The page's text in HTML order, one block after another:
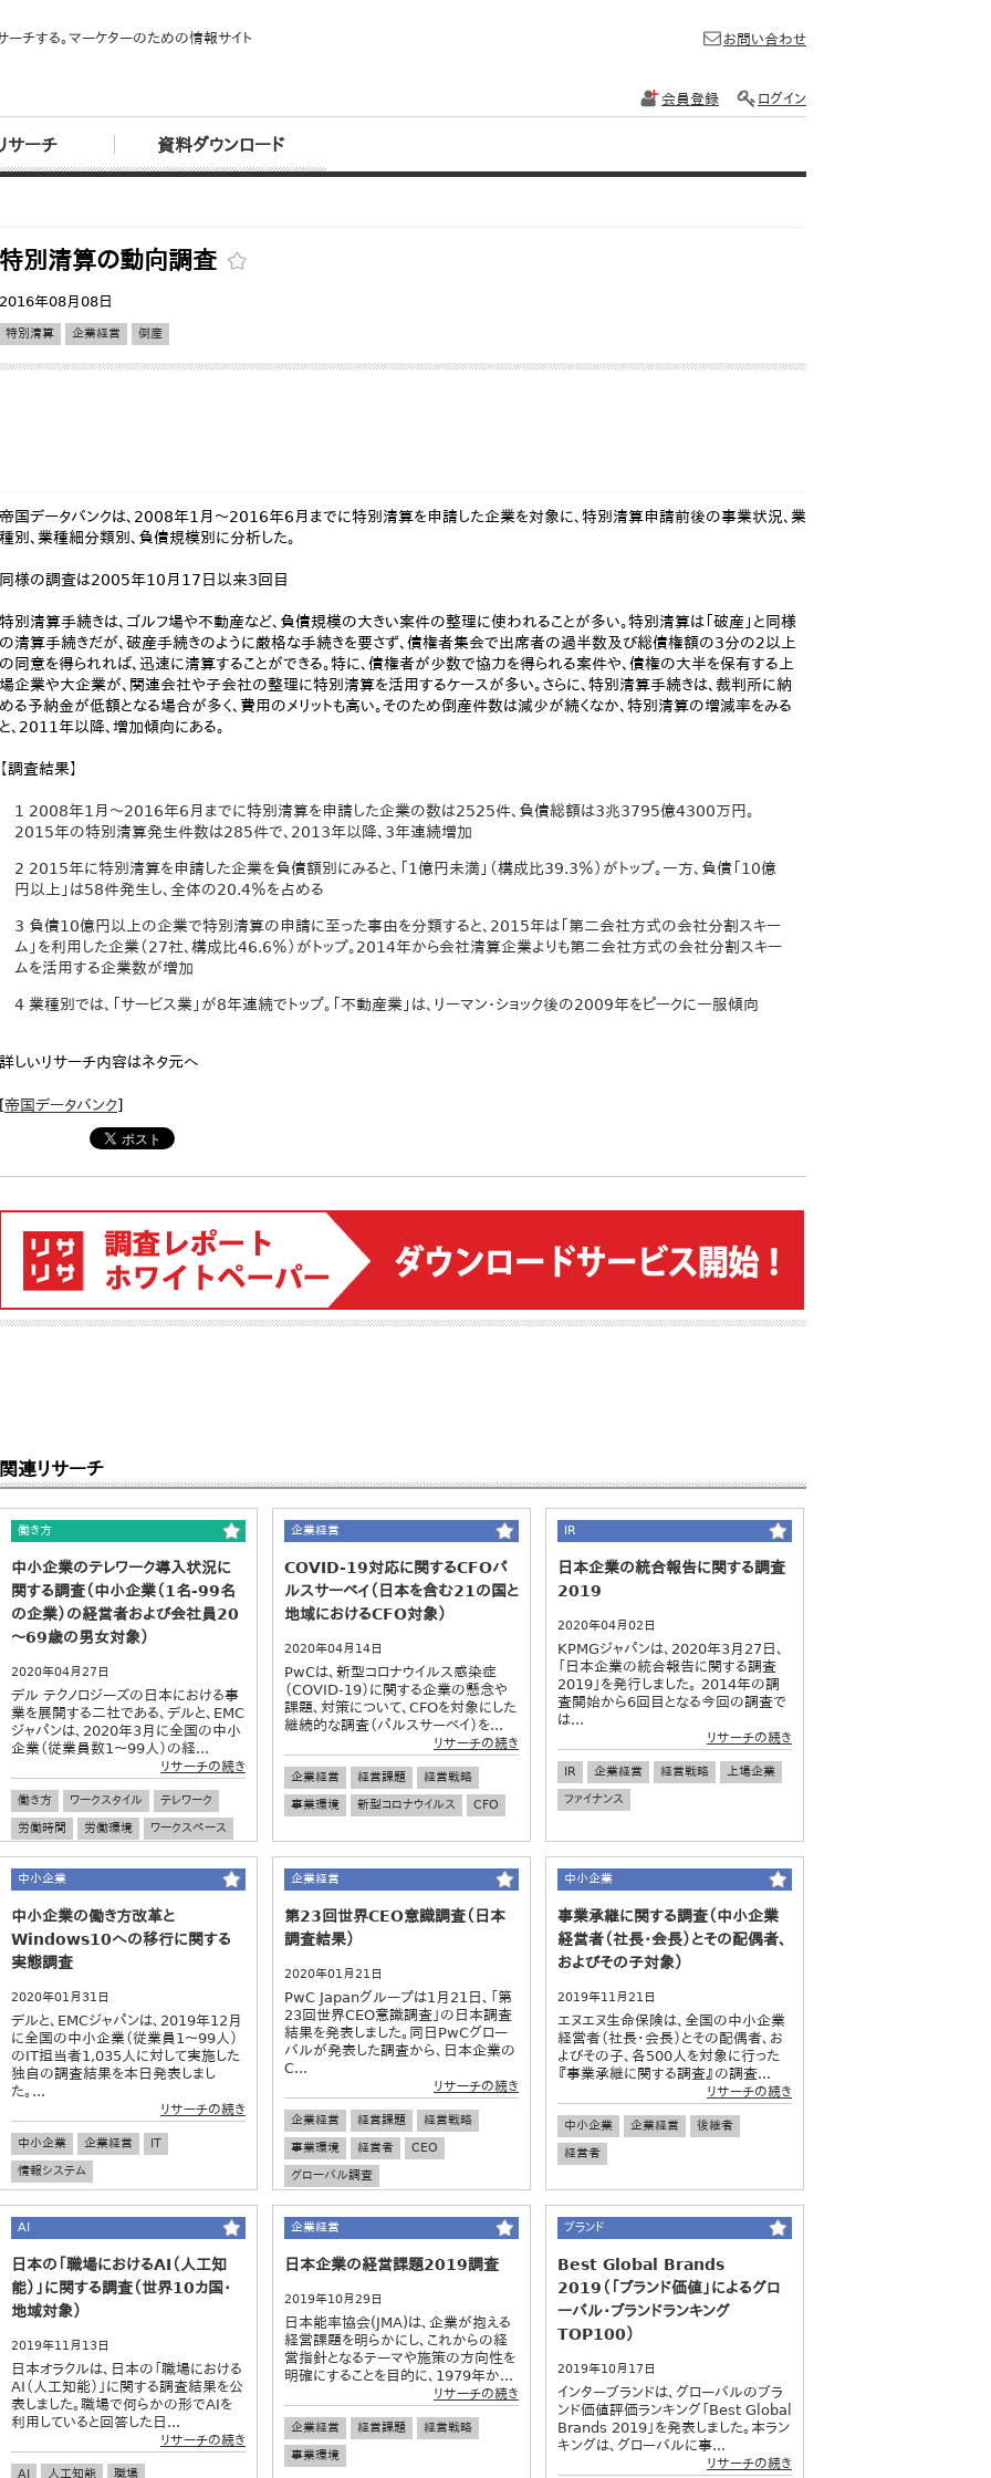
ーチする。マーケターのための情報サイト
サーチ 資料ダウンロード
お問い合わせ
会員登録 ログイン
特別清算の動向調査
2016年08月08日
特別清算 企業経営 倒産
帝国データバンクは、2008年1月～2016年6月までに特別清算を申請した企業を対象に、特別清算申請前後の事業状況、業
種別、業種細分類別、負債規模別に分析した。
同様の調査は2005年10月17日以来3回目
特別清算手続きは、ゴルフ場や不動産など、負債規模の大きい案件の整理に使われることが多い。特別清算は「破産」と同様
の清算手続きだが、破産手続きのように厳格な手続きを要さず、債権者集会で出席者の過半数及び総債権額の3分の2以上
の同意を得られれば、迅速に清算することができる。特に、債権者が少数で協力を得られる案件や、債権の大半を保有する上
場企業や大企業が、関連会社や子会社の整理に特別清算を活用するケースが多い。さらに、特別清算手続きは、裁判所に納
める予納金が低額となる場合が多く、費用のメリットも高い。そのため倒産件数は減少が続くなか、特別清算の増減率をみる
と、2011年以降、増加傾向にある。
【調査結果】
1 2008年1月～2016年6月までに特別清算を申請した企業の数は2525件、負債総額は3兆3795億4300万円。
2015年の特別清算発生件数は285件で、2013年以降、3年連続増加
2 2015年に特別清算を申請した企業を負債額別にみると、「1億円未満」（構成比39.3％）がトップ。一方、負債「10億
円以上」は58件発生し、全体の20.4％を占める
3 負債10億円以上の企業で特別清算の申請に至った事由を分類すると、2015年は「第二会社方式の会社分割スキー
ム」を利用した企業（27社、構成比46.6％）がトップ。2014年から会社清算企業よりも第二会社方式の会社分割スキー
ムを活用する企業数が増加
4 業種別では、「サービス業」が8年連続でトップ。「不動産業」は、リーマン・ショック後の2009年をピークに一服傾向
詳しいリサーチ内容はネタ元へ
[帝国データバンク]
関連リサーチ
働き方
中小企業のテレワーク導入状況に
関する調査（中小企業（1名-99名
の企業）の経営者および会社員20
～69歳の男女対象）
2020年04月27日
デル テクノロジーズの日本における事
業を展開する二社である、デルと、EMC
ジャパンは、2020年3月に全国の中小
企業（従業員数1～99人）の経...
リサーチの続き
働き方 ワークスタイル
テレワーク
労働時間
労働環境
ワークスペース
中小企業
企業経営
企業経営
COVID-19対応に関するCFOパ
ルスサーベイ（日本を含む21の国と
地域におけるCFO対象）
2020年04月14日
PwCは、新型コロナウイルス感染症
（COVID-19）に関する企業の懸念や
課題、対策について、CFOを対象にした
継続的な調査（パルスサーベイ）を...
リサーチの続き
企業経営 経営課題
経営戦略
事業環境
新型コロナウイルス CFO
IR
日本企業の統合報告に関する調査
2019
2020年04月02日
KPMGジャパンは、2020年3月27日、
「日本企業の統合報告に関する調査
2019」を発行しました。 2014年の調
査開始から6回目となる今回の調査で
は...
リサーチの続き
IR 企業経営 経営戦略
上場企業
ファイナンス
中小企業
中小企業の働き方改革と
Windows10への移行に関する
実態調査
2020年01月31日
デルと、EMCジャパンは、2019年12月
に全国の中小企業（従業員1～99人）
のIT担当者1,035人に対して実施した
独自の調査結果を本日発表しまし
た。...
リサーチの続き
中小企業 企業経営
IT
情報システム
企業経営
第23回世界CEO意識調査（日本
調査結果）
2020年01月21日
PwC Japanグループは1月21日、「第
23回世界CEO意識調査」の日本調査
結果を発表しました。同日PwCグロー
バルが発表した調査から、日本企業の
C...
リサーチの続き
企業経営 経営課題
経営戦略
事業環境
経営者
CEO
グローバル調査
中小企業
事業承継に関する調査（中小企業
経営者（社長・会長）とその配偶者、
およびその子対象）
2019年11月21日
エヌエヌ生命保険は、全国の中小企業
経営者（社長・会長）とその配偶者、お
よびその子、各500人を対象に行った
『事業承継に関する調査』の調査...
リサーチの続き
中小企業 企業経営
後継者
経営者
AI
日本の「職場におけるAI（人工知
能）」に関する調査（世界10カ国・
地域対象）
2019年11月13日
日本オラクルは、日本の「職場における
AI（人工知能）」に関する調査結果を公
表しました。職場で何らかの形でAIを
利用していると回答した日...
リサーチの続き
AI 人工知能 職場
企業経営
日本企業の経営課題2019調査
2019年10月29日
日本能率協会(JMA)は、企業が抱える
経営課題を明らかにし、これからの経
営指針となるテーマや施策の方向性を
明確にすることを目的に、1979年か...
リサーチの続き
企業経営 経営課題
経営戦略
事業環境
ブランド
Best Global Brands
2019（「ブランド価値」によるグロ
ーバル・ブランドランキング
TOP100）
2019年10月17日
インターブランドは、グローバルのブラ
ンド価値評価ランキング「Best Global
Brands 2019」を発表しました。本ラン
キングは、グローバルに事...
リサーチの続き